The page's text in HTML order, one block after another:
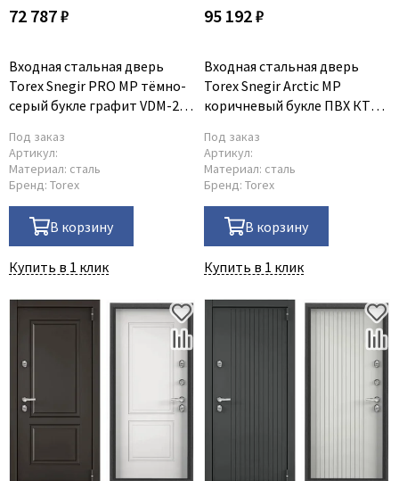
72 787 ₽
Входная стальная дверь
Torex Snegir PRO MP тёмно-
серый букле графит VDM-2
Под заказ
Артикул:
Материал: сталь
Бренд: Torex
В корзину
Купить в 1 клик
95 192 ₽
Входная стальная дверь
Torex Snegir Arctic MP
коричневый букле ПВХ КТ
Под заказ
Артикул:
Материал: сталь
Бренд: Torex
В корзину
Купить в 1 клик